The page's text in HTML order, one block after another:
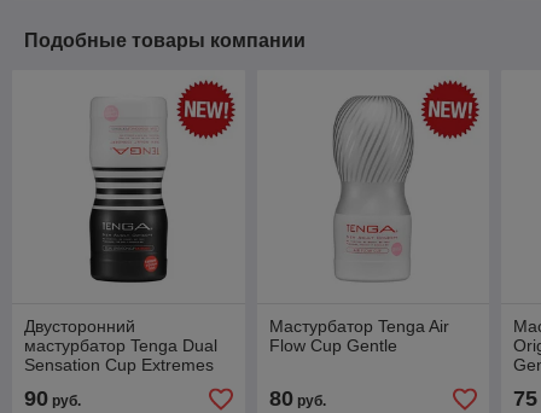
Подобные товары компании
Двусторонний
мастурбатор Tenga Dual
Sensation Cup Extremes
90 руб.
Мастурбатор Tenga Air
Flow Cup Gentle
80руб. 75